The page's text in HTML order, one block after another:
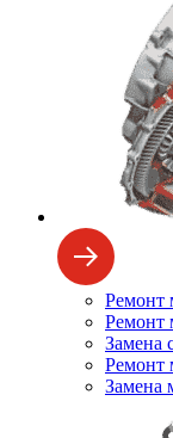
Ремонт
Ремонт
Замена
Ремонт
Замена